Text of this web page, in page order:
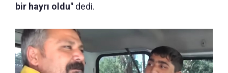
bir hayrı oldu" dedi.